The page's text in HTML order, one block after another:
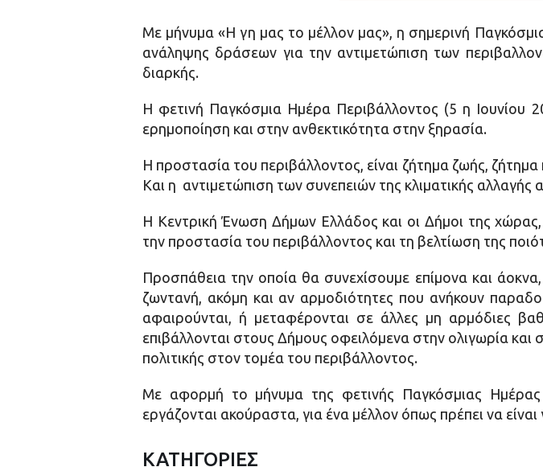
Με μήνυμα «Η γη μας το μέλλον μας», η σημερινή
ανάληψης δράσεων για την αντιμετώπιση των
διαρκής.
Η φετινή Παγκόσμια Ημέρα Περιβάλλοντος (5 η Ιουνίου
ερημοποίηση και στην ανθεκτικότητα στην ξηρασία.
Η προστασία του περιβάλλοντος, είναι ζήτημα ζωής,
Και η αντιμετώπιση των συνεπειών της κλιματικής αλλαγής
Η Κεντρική Ένωση Δήμων Ελλάδος και οι Δήμοι της
την προστασία του περιβάλλοντος και τη βελτίωση της
Προσπάθεια την οποία θα συνεχίσουμε επίμονα και
ζωντανή, ακόμη και αν αρμοδιότητες που ανήκουν
αφαιρούνται, ή μεταφέρονται σε άλλες μη αρμόδιες
επιβάλλονται στους Δήμους οφειλόμενα στην ολιγωρία
πολιτικής στον τομέα του περιβάλλοντος.
Με αφορμή το μήνυμα της φετινής Παγκόσμιας
εργάζονται ακούραστα, για ένα μέλλον όπως πρέπει να
ΚΑΤΗΓΟΡΙΕΣ